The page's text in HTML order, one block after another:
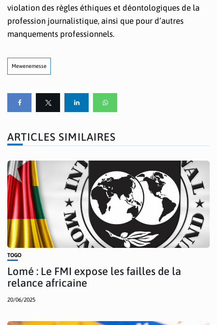
violation des règles éthiques et déontologiques de la
profession journalistique, ainsi que pour d’autres
manquements professionnels.
Mewenemesse
ARTICLES SIMILAIRES
TOGO
Lomé : Le FMI expose les failles de la
relance africaine
20/06/2025